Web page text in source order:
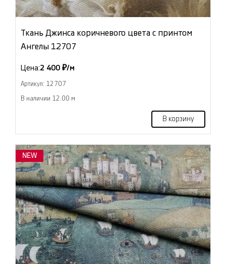
Ткань Джинса коричневого цвета с принтом
Ангелы 12707
Цена:2 400 ₽/м
Артикул: 12707
В наличии 12.00 м
В корзину
NEW